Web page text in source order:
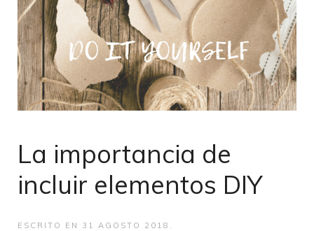
La importancia de
incluir elementos DIY
ESCRITO EN 31 AGOSTO 2018